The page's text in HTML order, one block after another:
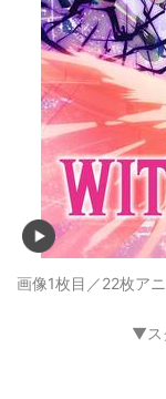
画像1枚目／22枚ア
▼ス